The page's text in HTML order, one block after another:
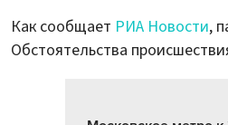
Как сообщает РИА Новости,
Обстоятельства